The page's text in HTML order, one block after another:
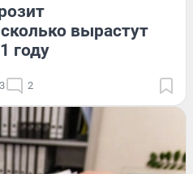
вырастут
году
2